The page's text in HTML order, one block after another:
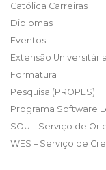
Católica Carreiras
Diplomas
Eventos
Extensão Universitária
Formatura
Pesquisa (PROPES)
Programa Software
SOU – Serviço de
WES – Serviço de